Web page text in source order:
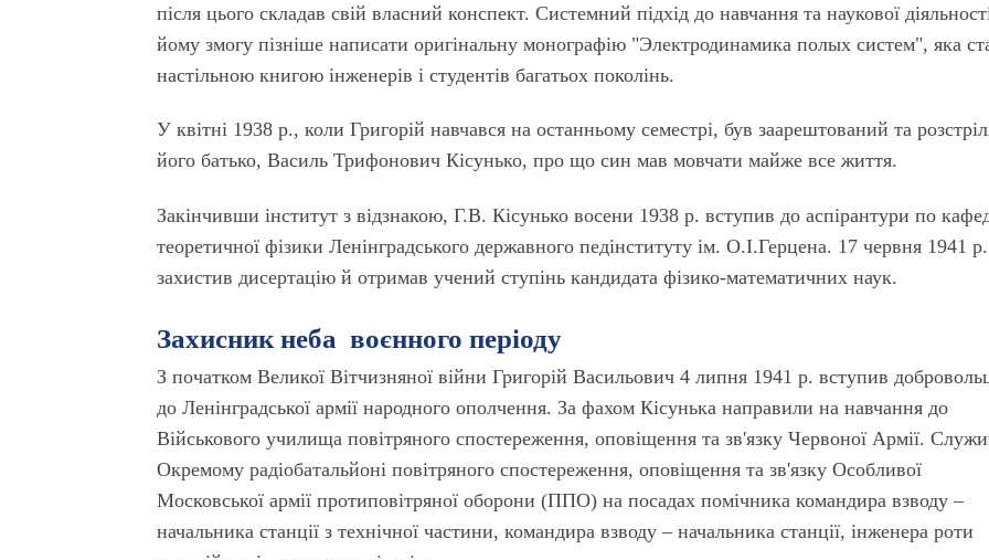
після цього складав свій власний конспект. Системний підхід до навчання та наукової
йому змогу пізніше написати оригінальну монографію "Электродинамика полых систем", яка
настільною книгою інженерів і студентів багатьох поколінь.
У квітні 1938 р., коли Григорій навчався на останньому семестрі, був заарештований та
його батько, Василь Трифонович Кісунько, про що син мав мовчати майже все життя.
Закінчивши інститут з відзнакою, Г.В. Кісунько восени 1938 р. вступив до аспірантури по
теоретичної фізики Ленінградського державного педінституту ім. О.І.Герцена. 17 червня 1941
захистив дисертацію й отримав учений ступінь кандидата фізико-математичних наук.
Захисник неба воєнного періоду
З початком Великої Вітчизняної війни Григорій Васильович 4 липня 1941 р. вступив
до Ленінградської армії народного ополчення. За фахом Кісунька направили на навчання до
Військового училища повітряного спостереження, оповіщення та зв'язку Червоної Армії.
Окремому радіобатальйоні повітряного спостереження, оповіщення та зв'язку Особливої
Московської армії протиповітряної оборони (ППО) на посадах помічника командира взводу –
начальника станції з технічної частини, командира взводу – начальника станції, інженера роти